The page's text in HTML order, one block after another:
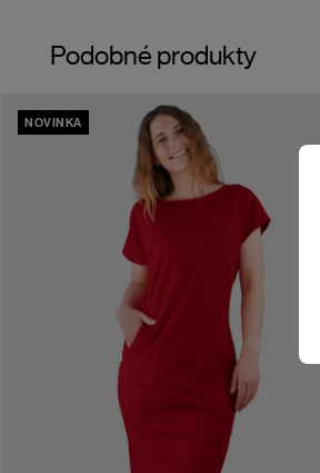
Podobné produkty
NOVINKA